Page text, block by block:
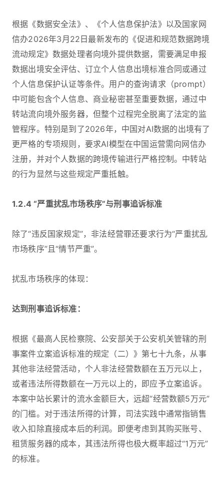
根据《数据安全法》、《个人信息保护法》以及国家网
信办2026年3月22日最新发布的《促进和规范数据跨境
流动规定》数据处理者向境外提供数据，需要满足申报
数据出境安全评估、订立个人信息出境标准合同或通过
个人信息保护认证等条件。用户的查询请求（prompt）
中可能包含个人信息、商业秘密甚至重要数据，通过中
转站流向境外服务器，但整个过程完全脱离了法定的监
管程序。特别是到了2026年，中国对AI数据的出境有了
更严格的专项规则，要求AI模型在中国运营需向网信办
注册，并对个人数据的跨境传输进行严格控制。中转站
的行为显然与这些规定严重抵触。
1.2.4 “严重扰乱市场秩序”与刑事追诉标准
除了“违反国家规定”，非法经营罪还要求行为“严重扰乱
市场秩序”且“情节严重”。
扰乱市场秩序的体现：
达到刑事追诉标准：
根据《最高人民检察院、公安部关于公安机关管辖的刑
事案件立案追诉标准的规定（二）》第七十九条，从事
其他非法经营活动，个人非法经营数额在五万元以上，
或者违法所得数额在一万元以上的，即应予立案追诉。
本案中站长累计的流水金额巨大，远超“经营数额5万元”
的门槛。对于违法所得的计算，司法实践中通常指销售
收入扣除直接成本后的利润。即便考虑到其购买账号、
租赁服务器的成本，其违法所得也极大概率超过“1万元”
的标准。